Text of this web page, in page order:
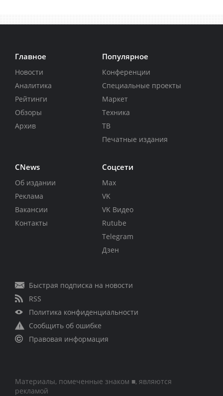
Главное
Новости
Аналитика
Рейтинги
Обзоры
Архив
Популярное
Конференции
Специальные проекты
Маркет
Техника
ТВ
Печатные издания
CNews
Об издании
Реклама
Вакансии
Контакты
Соцсети
Max
VK
VK Видео
Rutube
Telegram
Дзен
Быстрая подписка на новости
RSS
Политика конфиденциальности
Сообщить об ошибке
Правовая информация
Материалы, помеченные знаком ■, являются
рекламой